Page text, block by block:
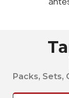
Packs,